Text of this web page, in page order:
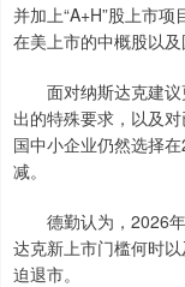
并加上“A+H”股上市
在美上市的中概股以及
面对纳斯达克建议
出的特殊要求，以及
国中小企业仍然选择
减。
德勤认为，2026年
达克新上市门槛何时
迫退市。